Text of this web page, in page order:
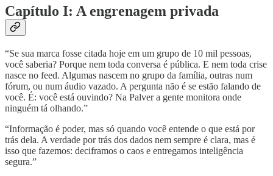
Capítulo I: A engrenagem privada
“Se sua marca fosse citada hoje em um grupo de 10 mil pessoas,
você saberia? Porque nem toda conversa é pública. E nem toda crise
nasce no feed. Algumas nascem no grupo da família, outras num
fórum, ou num áudio vazado. A pergunta não é se estão falando de
você. É: você está ouvindo? Na Palver a gente monitora onde
ninguém tá olhando.”
“Informação é poder, mas só quando você entende o que está por
trás dela. A verdade por trás dos dados nem sempre é clara, mas é
isso que fazemos: deciframos o caos e entregamos inteligência
segura.”